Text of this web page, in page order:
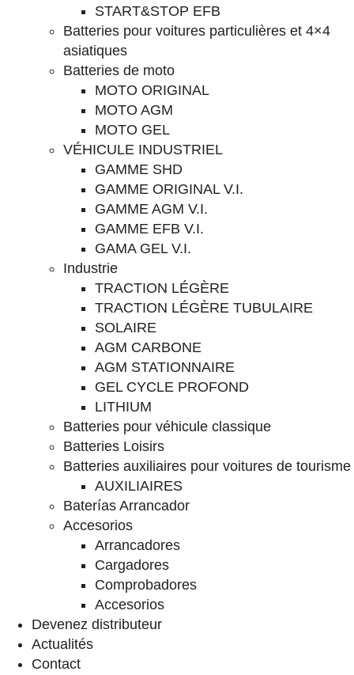
START&STOP EFB
Batteries pour voitures particulières et 4×4
asiatiques
Batteries de moto
MOTO ORIGINAL
MOTO AGM
MOTO GEL
VÉHICULE INDUSTRIEL
GAMME SHD
GAMME ORIGINAL V.I.
GAMME AGM V.I.
GAMME EFB V.I.
GAMA GEL V.I.
Industrie
TRACTION LÉGÈRE
TRACTION LÉGÈRE TUBULAIRE
SOLAIRE
AGM CARBONE
AGM STATIONNAIRE
GEL CYCLE PROFOND
LITHIUM
Batteries pour véhicule classique
Batteries Loisirs
Batteries auxiliaires pour voitures de tourisme
AUXILIAIRES
Baterías Arrancador
Accesorios
Arrancadores
Cargadores
Comprobadores
Accesorios
Devenez distributeur
Actualités
Contact